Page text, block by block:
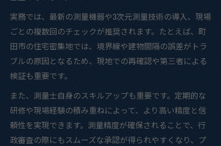
実務では、最新の測量機器や3次元測量技術の導入、現場
ごとの複数回のチェックが推奨されます。たとえば、町
田市の住宅密集地では、境界線や建物間隔の誤差がトラ
ブルの原因となるため、現地での再確認や第三者による
検証も重要です。
また、測量士自身のスキルアップも重要です。定期的な
研修や現場経験の積み重ねによって、より高い精度と信
頼性を実現できます。測量精度が確保されることで、行
政審査の際にもスムーズな承認が得られやすくなり、プ